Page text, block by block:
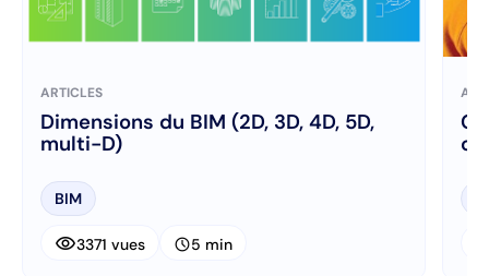
ARTICLES
Dimensions du BIM (2D, 3D, 4D, 5D,
multi-D)
BIM
visibility3371 vues schedule5 min